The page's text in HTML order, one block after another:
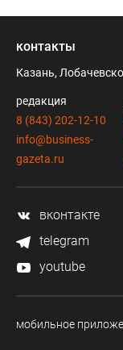
контакты
Казань,
редакция
8 (843) 202-12-10
info@business-
gazeta.ru
вконтакте
telegram
youtube
мобильное